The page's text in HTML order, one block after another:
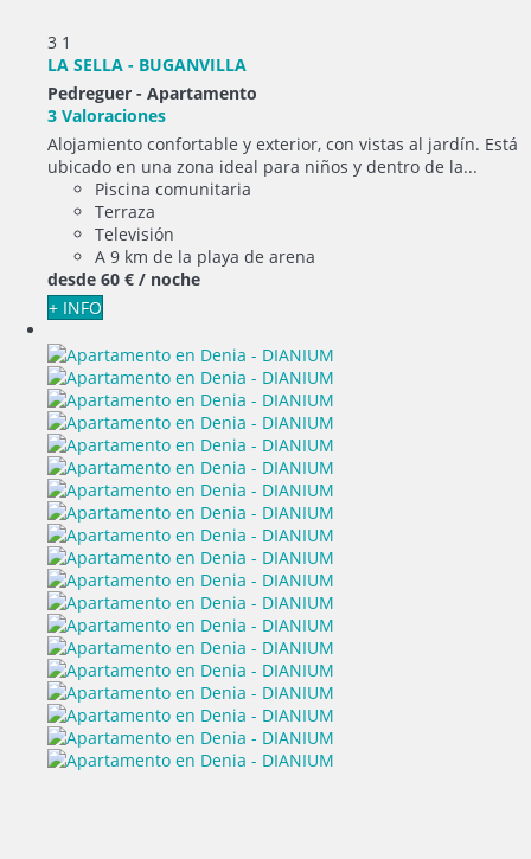
3 1
LA SELLA - BUGANVILLA
Pedreguer - Apartamento
3 Valoraciones
Alojamiento confortable y exterior, con vistas al jardín. Está
ubicado en una zona ideal para niños y dentro de la...
Piscina comunitaria
Terraza
Televisión
A 9 km de la playa de arena
desde 60 € / noche
+ INFO